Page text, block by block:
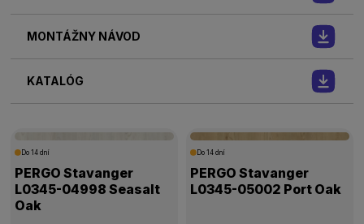
MONTÁŽNY NÁVOD
KATALÓG
Do 14 dní
PERGO Stavanger
L0345-04998 Seasalt
Oak
Do 14 dní
PERGO Stavanger
L0345-05002 Port Oak